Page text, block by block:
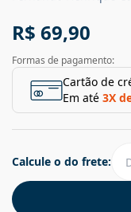
R$ 69,90
Formas de pagamento:
Cartão de
Em até 3X
Calcule o do frete: